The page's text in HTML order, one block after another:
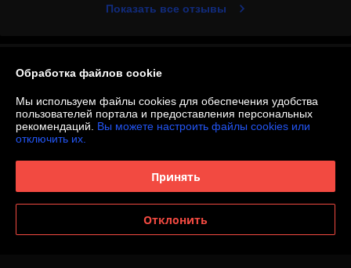
Показать все отзывы
Контакты
Доставка и оплата
Полная версия сайта
Обработка файлов cookie
Мы используем файлы cookies для обеспечения удобства
пользователей портала и предоставления персональных
рекомендаций. Вы можете настроить файлы cookies или
отключить их.
Принять
Отклонить